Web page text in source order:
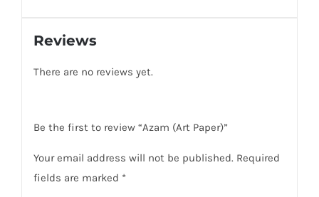
Reviews
There are no reviews yet.
Be the first to review “Azam (Art Paper)”
Your email address will not be published. Required
fields are marked *